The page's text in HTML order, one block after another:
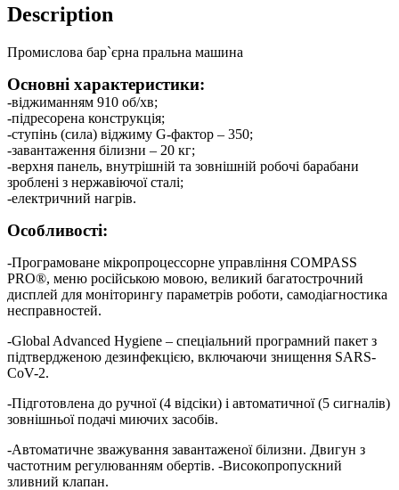
Description
Промислова бар`єрна пральна машина
Основні характеристики:
-віджиманням 910 об/хв;
-підресорена конструкція;
-ступінь (сила) віджиму G-фактор – 350;
-завантаження білизни – 20 кг;
-верхня панель, внутрішній та зовнішній робочі барабани
зроблені з нержавіючої сталі;
-електричний нагрів.
Особливості:
-Програмоване мікропроцессорне управління COMPASS
PRO®, меню російською мовою, великий багатострочний
дисплей для моніторингу параметрів роботи, самодіагностика
несправностей.
-Global Advanced Hygiene – спеціальний програмний пакет з
підтвердженою дезинфекцією, включаючи знищення SARS-
CoV-2.
-Підготовлена до ручної (4 відсіки) і автоматичної (5 сигналів)
зовнішньої подачі миючих засобів.
-Автоматичне зважування завантаженої білизни. Двигун з
частотним регулюванням обертів. -Високопропускний
зливний клапан.